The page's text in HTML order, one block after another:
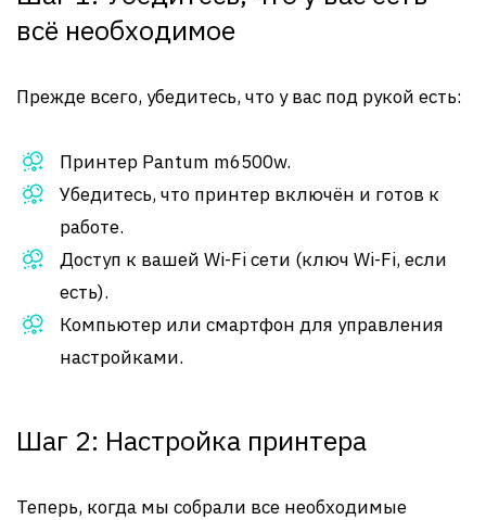
всё необходимое
Прежде всего, убедитесь, что у вас под рукой есть:
Принтер Pantum m6500w.
Убедитесь, что принтер включён и готов к
работе.
Доступ к вашей Wi-Fi сети (ключ Wi-Fi, если
есть).
Компьютер или смартфон для управления
настройками.
Шаг 2: Настройка принтера
Теперь, когда мы собрали все необходимые